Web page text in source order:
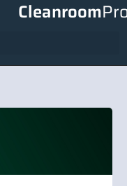
Cleanroom